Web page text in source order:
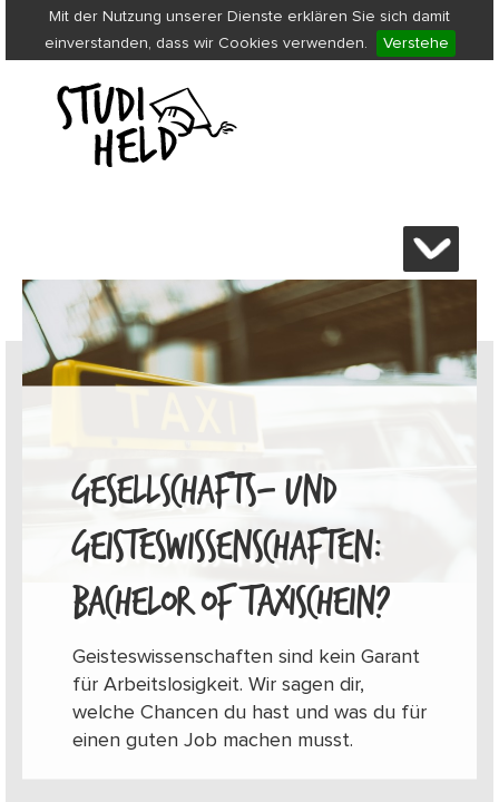
Mit der Nutzung unserer Dienste erklären Sie sich damit
einverstanden, dass wir Cookies verwenden.
Verstehe
GESELLSCHAFTS- UND
GEISTESWISSENSCHAFTEN:
BACHELOR OF TAXISCHEIN?
Geisteswissenschaften sind kein Garant
für Arbeitslosigkeit. Wir sagen dir,
welche Chancen du hast und was du für
einen guten Job machen musst.